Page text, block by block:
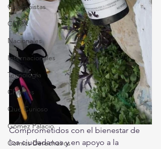
Columnistas
CDMX
Nacionales
Internacionales
Tecnología
Chismes
Qué Curioso
Gómez Palacio
Comics Derechairos
Comprometidos con el bienestar de
los ciudadanos y en apoyo a la